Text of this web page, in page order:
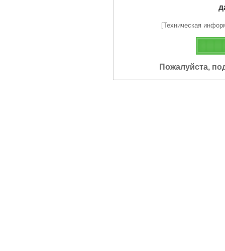
[Техническая
Пожалуйста,